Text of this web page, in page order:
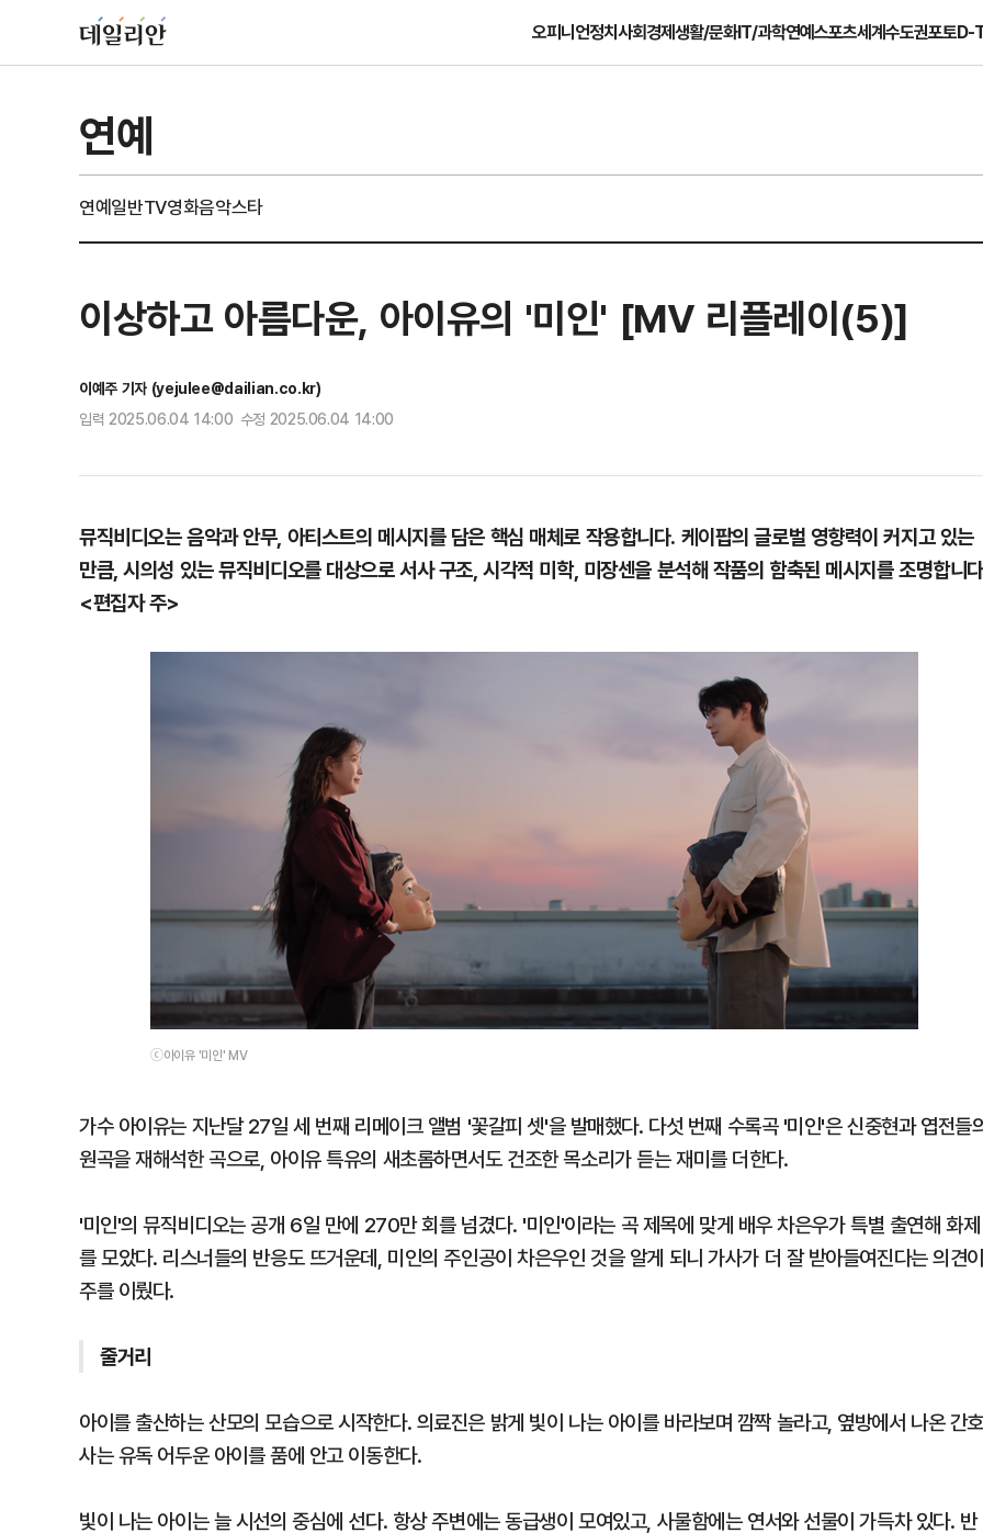
오피니언정치사회경제생활/문화IT/과학연예스포츠세계수도권포토D-
연예
연예일반TV영화음악스타
이상하고 아름다운, 아이유의 '미인' [MV 리플레이(5)]
이예주 기자 (yejulee@dailian.co.kr)
입력 2025.06.04 14:00 수정 2025.06.04 14:00
뮤직비디오는 음악과 안무, 아티스트의 메시지를 담은 핵심 매체로 작용합니다. 케이팝의 글로벌 영향력이 커지고 있는
만큼, 시의성 있는 뮤직비디오를 대상으로 서사 구조, 시각적 미학, 미장센을 분석해 작품의 함축된 메시지를 조명합니
<편집자 주>
ⓒ아이유 '미인' MV
가수 아이유는 지난달 27일 세 번째 리메이크 앨범 '꽃갈피 셋'을 발매했다. 다섯 번째 수록곡 '미인'은 신중현과 엽전들
원곡을 재해석한 곡으로, 아이유 특유의 새초롬하면서도 건조한 목소리가 듣는 재미를 더한다.
'미인'의 뮤직비디오는 공개 6일 만에 270만 회를 넘겼다. '미인'이라는 곡 제목에 맞게 배우 차은우가 특별 출연해 화제
를 모았다. 리스너들의 반응도 뜨거운데, 미인의 주인공이 차은우인 것을 알게 되니 가사가 더 잘 받아들여진다는 의견
주를 이뤘다.
줄거리
아이를 출산하는 산모의 모습으로 시작한다. 의료진은 밝게 빛이 나는 아이를 바라보며 깜짝 놀라고, 옆방에서 나온 간
사는 유독 어두운 아이를 품에 안고 이동한다.
빛이 나는 아이는 늘 시선의 중심에 선다. 항상 주변에는 동급생이 모여있고, 사물함에는 연서와 선물이 가득차 있다. 반
1
"돈 되는 건 다한다" 작정한
2
죄…혈중알코올농도 0.03%
3
나흘 만에 3800명…SK하이
조 묶는 통합노조 추진
4
"한글 적힌 쓰레기가…전 세계
것" 경고 날린 日
5
바이든 암, 뼈 넘어 전이…차
며 목소리 내고 있다"